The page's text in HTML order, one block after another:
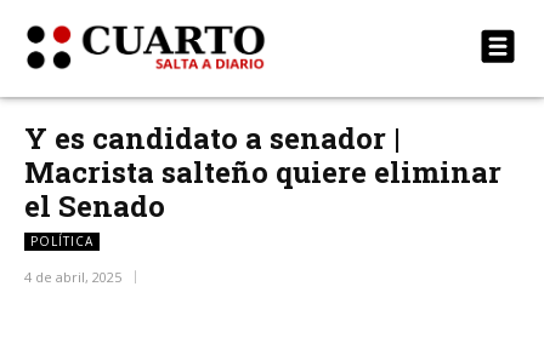
Y es candidato a senador |
Macrista salteño quiere eliminar
el Senado
POLÍTICA
4 de abril, 2025